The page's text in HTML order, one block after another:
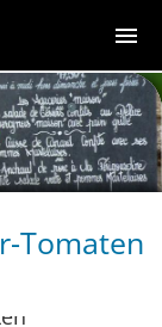
Tomaten